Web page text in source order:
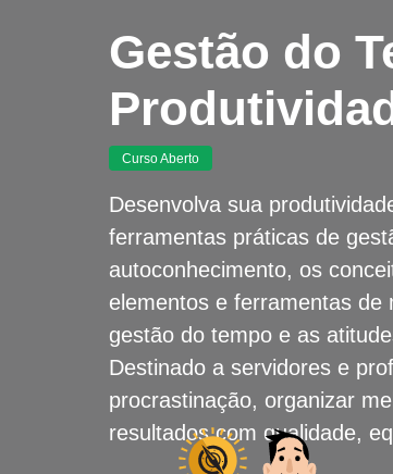
Gestão do
Curso Aberto
Desenvolva sua
ferramentas práticas de
autoconhecimento, os
elementos e ferramentas de
gestão do tempo e as
Destinado a servidores e
procrastinação, organizar
resultados com qualidade,